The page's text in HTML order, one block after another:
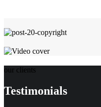
our clients
Testimonials